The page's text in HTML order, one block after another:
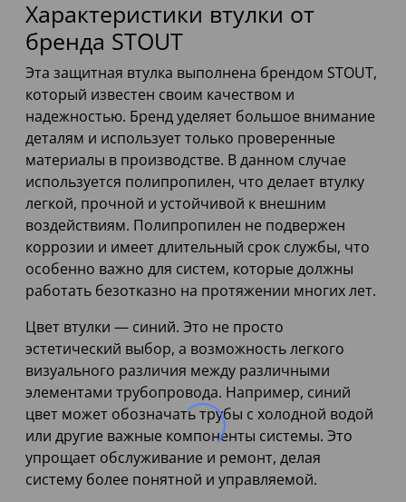
Характеристики втулки от
бренда STOUT
Эта защитная втулка выполнена брендом STOUT,
который известен своим качеством и
надежностью. Бренд уделяет большое внимание
деталям и использует только проверенные
материалы в производстве. В данном случае
используется полипропилен, что делает втулку
легкой, прочной и устойчивой к внешним
воздействиям. Полипропилен не подвержен
коррозии и имеет длительный срок службы, что
особенно важно для систем, которые должны
работать безотказно на протяжении многих лет.
Цвет втулки — синий. Это не просто
эстетический выбор, а возможность легкого
визуального различия между различными
элементами трубопровода. Например, синий
цвет может обозначать трубы с холодной водой
или другие важные компоненты системы. Это
упрощает обслуживание и ремонт, делая
систему более понятной и управляемой.